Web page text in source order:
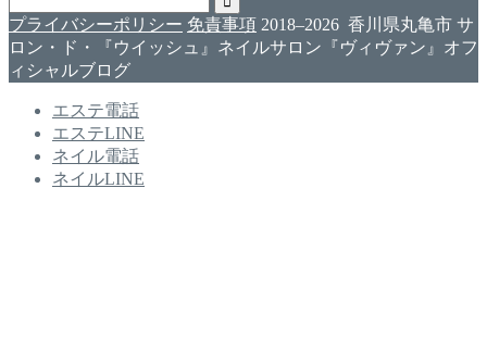
プライバシーポリシー 免責事項 2018–2026 香川県丸亀市 サ
ロン・ド・『ウイッシュ』ネイルサロン『ヴィヴァン』オフ
ィシャルブログ
エステ電話
エステLINE
ネイル電話
ネイルLINE